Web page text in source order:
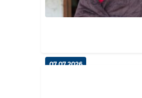
07.07.2026